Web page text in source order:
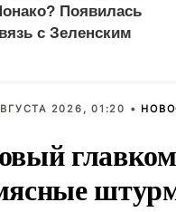
Появилась
с Зеленским
2026, 01:20 •